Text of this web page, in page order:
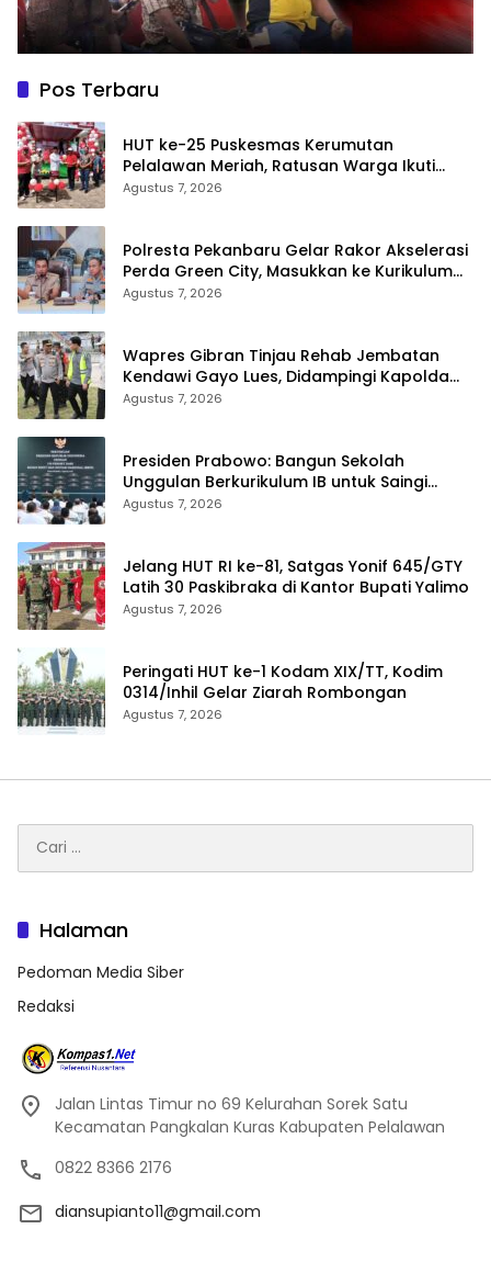
Pos Terbaru
HUT ke-25 Puskesmas Kerumutan
Pelalawan Meriah, Ratusan Warga Ikuti
Jalan Santai dan Cek Kesehatan Gratis
Agustus 7, 2026
Polresta Pekanbaru Gelar Rakor Akselerasi
Perda Green City, Masukkan ke Kurikulum
Sekolah
Agustus 7, 2026
Wapres Gibran Tinjau Rehab Jembatan
Kendawi Gayo Lues, Didampingi Kapolda
Aceh
Agustus 7, 2026
Presiden Prabowo: Bangun Sekolah
Unggulan Berkurikulum IB untuk Saingi
Dunia
Agustus 7, 2026
Jelang HUT RI ke-81, Satgas Yonif 645/GTY
Latih 30 Paskibraka di Kantor Bupati Yalimo
Agustus 7, 2026
Peringati HUT ke-1 Kodam XIX/TT, Kodim
0314/Inhil Gelar Ziarah Rombongan
Agustus 7, 2026
untuk:
Halaman
Pedoman Media Siber
Redaksi
Jalan Lintas Timur no 69 Kelurahan Sorek Satu
Kecamatan Pangkalan Kuras Kabupaten Pelalawan
0822 8366 2176
diansupianto11@gmail.com